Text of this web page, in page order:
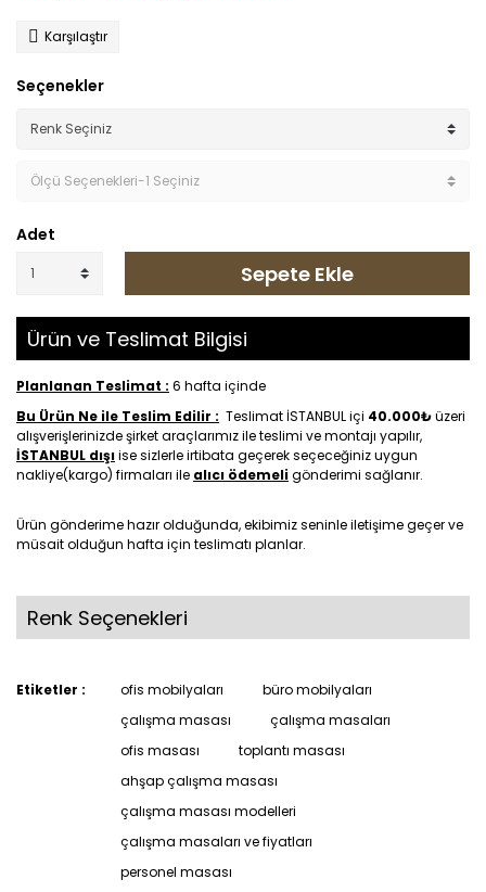
Karşılaştır
Seçenekler
Adet
Sepete Ekle
Ürün ve Teslimat Bilgisi
Planlanan Teslimat : 6 hafta içinde
Bu Ürün Ne ile Teslim Edilir : Teslimat İSTANBUL içi 40.000₺üzeri
alışverişlerinizde şirket araçlarımız ile teslimi ve montajı yapılır,
İSTANBUL dışıise sizlerle irtibata geçerek seçeceğiniz uygun
nakliye(kargo) firmaları ile alıcı ödemeligönderimi sağlanır.
Ürün gönderime hazır olduğunda, ekibimiz seninle iletişime geçer ve
müsait olduğun hafta için teslimatı planlar.
Renk Seçenekleri
Etiketler : ofis mobilyaları
büro mobilyaları
çalışma masası
çalışma masaları
ofis masası
toplantı masası
ahşap çalışma masası
çalışma masası modelleri
çalışma masaları ve fiyatları
personel masası